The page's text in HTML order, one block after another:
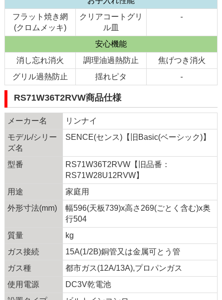
フラット焼き網
(クロムメッキ)
クリアコートグリ
ル皿
-
安心機能
消し忘れ消火
調理油過熱防止
焦げつき消火
グリル過熱防止
揺れピタ -
RS71W36T2RVW商品仕様
メーカー名
リンナイ
モデル/シリー
ズ名
SENCE(センス)【旧Basic(ベーシック)】
型番
RS71W36T2RVW【旧品番：
RS71W28U12RVW】
用途
家庭用
外形寸法(mm)
幅596(天板739)x高さ269(ごとく含む)x奥
行504
質量
kg
ガス接続
15A(1/2B)銅管又は金属可とう管
ガス種
都市ガス(12A/13A),プロパンガス
使用電源
DC3V乾電池